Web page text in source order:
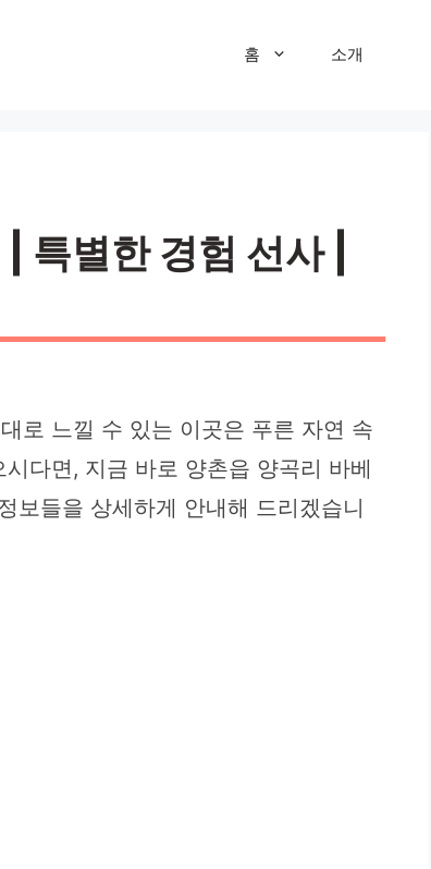
홈 소개
특별한 경험 선사 |
로 느낄 수 있는 이곳은 푸른 자연 속
다면, 지금 바로 양촌읍 양곡리 바베
보들을 상세하게 안내해 드리겠습니